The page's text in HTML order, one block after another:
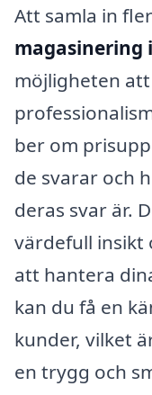
Att samla in
magasinering
möjligheten
ber om
de svarar och
deras svar är.
värdefull
att hantera
kan du få en
kunder, vilket
en trygg och